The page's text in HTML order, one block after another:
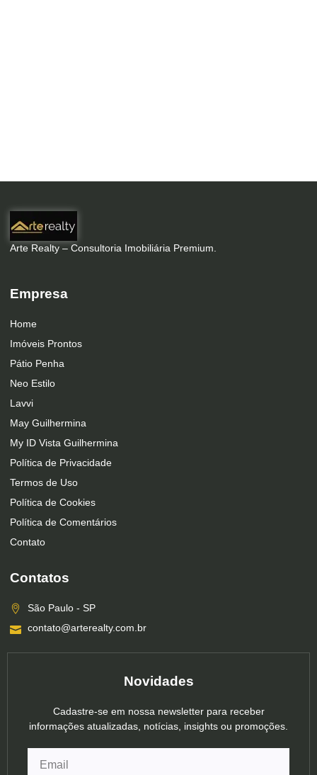
Arte Realty – Consultoria Imobiliária Premium.
Empresa
Home
Imóveis Prontos
Pátio Penha
Neo Estilo
Lavvi
May Guilhermina
My ID Vista Guilhermina
Política de Privacidade
Termos de Uso
Política de Cookies
Política de Comentários
Contato
Contatos
São Paulo - SP
contato@arterealty.com.br
Novidades
Cadastre-se em nossa newsletter para receber
informações atualizadas, notícias, insights ou promoções.